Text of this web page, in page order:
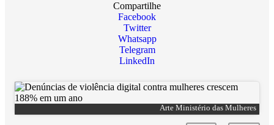
Compartilhe
Facebook
Twitter
Whatsapp
Telegram
LinkedIn
Arte Ministério das Mulheres